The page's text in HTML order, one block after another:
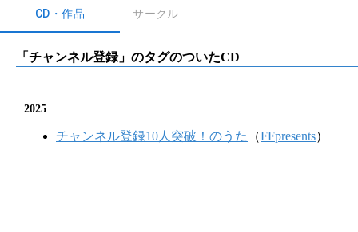
CD・作品 サークル
「 チャンネル登録」のタグのついたCD
2025
チャンネル登録10人突破！のうた （FFpresents）